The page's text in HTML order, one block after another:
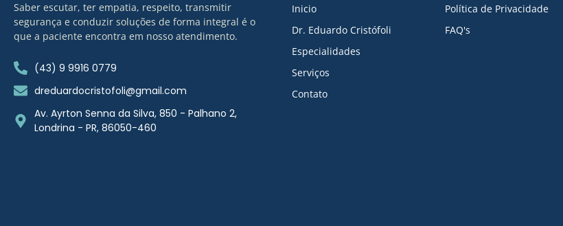
Saber escutar, ter empatia, respeito, transmitir
segurança e conduzir soluções de forma integral é o
que a paciente encontra em nosso atendimento.
(43) 9 9916 0779
dreduardocristofoli@gmail.com
Av. Ayrton Senna da Silva, 850 - Palhano 2,
Londrina - PR, 86050-460
Inicio
Dr. Eduardo Cristófoli
Especialidades
Serviços
Contato
Política de Privacidade
FAQ's